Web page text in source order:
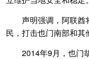
声明强调，阿联酋
民，打击也门南部和其
2014年9月，也门